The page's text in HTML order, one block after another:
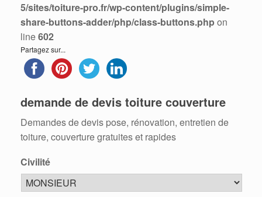
5/sites/toiture-pro.fr/wp-content/plugins/simple-
share-buttons-adder/php/class-buttons.php on
line602
Partagez sur...
demande de devis toiture couverture
Demandes de devis pose, rénovation, entretien de
toiture, couverture gratuites et rapides
Civilité